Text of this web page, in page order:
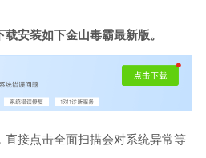
安装如下金山毒霸最新版。
直接点击全面扫描会对系统异常等